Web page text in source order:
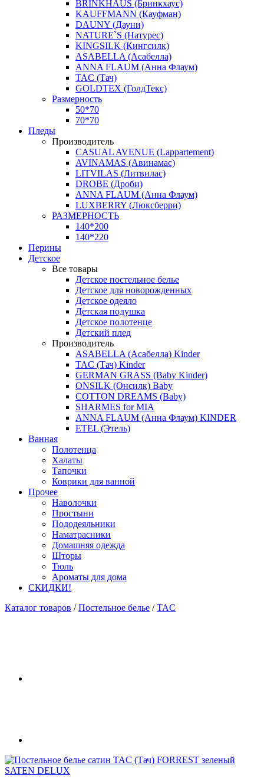
BRINKHAUS (Бринкхаус)
KAUFFMANN (Кауфман)
DAUNY (Дауни)
NATURE`S (Натурес)
KINGSILK (Кингсилк)
ASABELLA (Асабелла)
ANNA FLAUM (Анна Флаум)
TAC (Тач)
GOLDTEX (ГолдТекс)
Размерность
50*70
70*70
Пледы
Производитель
CASUAL AVENUE (Lappartement)
AVINAMAS (Авинамас)
LITVILAS (Литвилас)
DROBE (Дроби)
ANNA FLAUM (Анна Флаум)
LUXBERRY (Люксберри)
РАЗМЕРНОСТЬ
140*200
140*220
Перины
Детское
Все товары
Детское постельное белье
Детское для новорожденных
Детское одеяло
Детская подушка
Детское полотенце
Детский плед
Производитель
ASABELLA (Асабелла) Kinder
TAC (Тач) Kinder
GERMAN GRASS (Baby Kinder)
ONSILK (Онсилк) Baby
COTTON DREAMS (Baby)
SHARMES for MIA
ANNA FLAUM (Анна Флаум) KINDER
ETEL (Этель)
Ванная
Полотенца
Халаты
Тапочки
Коврики для ванной
Прочее
Наволочки
Простыни
Пододеяльники
Наматрасники
Домашняя одежда
Шторы
Тюль
Ароматы для дома
СКИДКИ!
Каталог товаров / Постельное белье / TAC